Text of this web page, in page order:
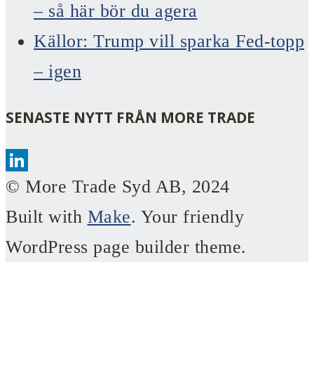
– så här bör du agera
Källor: Trump vill sparka Fed-topp
– igen
SENASTE NYTT FRÅN MORE TRADE
LinkedIn
© More Trade Syd AB, 2024
Built with Make. Your friendly
WordPress page builder theme.